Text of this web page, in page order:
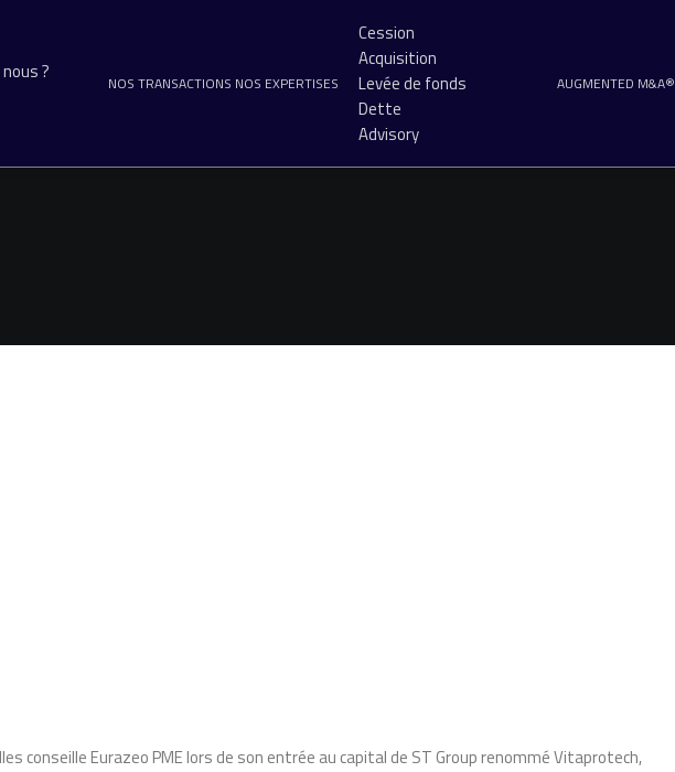
?
NOS TRANSACTIONS NOS EXPERTISES
Cession
Acquisition
Levée de fonds
Dette
Advisory
AUGMENTED M&A®
conseille Eurazeo PME lors de son entrée au capital de ST Group renommé Vitaprotech,